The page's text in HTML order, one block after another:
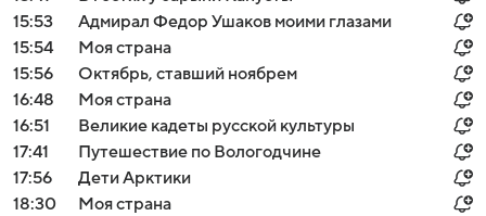
15:53
Адмирал Федор Ушаков моими глазами
15:54
Моя страна
15:56
Октябрь, ставший ноябрем
16:48
Моя страна
16:51
Великие кадеты русской культуры
17:41
Путешествие по Вологодчине
17:56
Дети Арктики
18:30
Моя страна